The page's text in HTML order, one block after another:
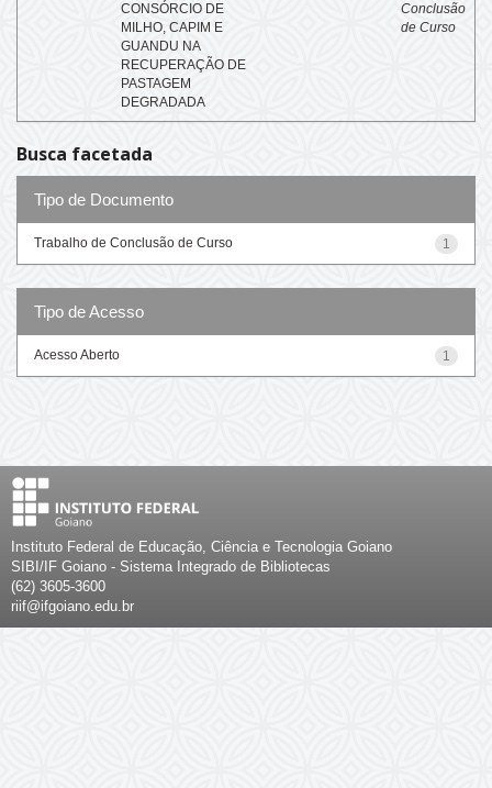
CONSÓRCIO DE
MILHO, CAPIM E
GUANDU NA
RECUPERAÇÃO DE
PASTAGEM
DEGRADADA
Conclusão
de Curso
Busca facetada
Tipo de Documento
1
Trabalho de Conclusão de Curso
Tipo de Acesso
1
Acesso Aberto
Instituto Federal de Educação, Ciência e Tecnologia Goiano
SIBI/IF Goiano - Sistema Integrado de Bibliotecas
(62) 3605-3600
riif@ifgoiano.edu.br